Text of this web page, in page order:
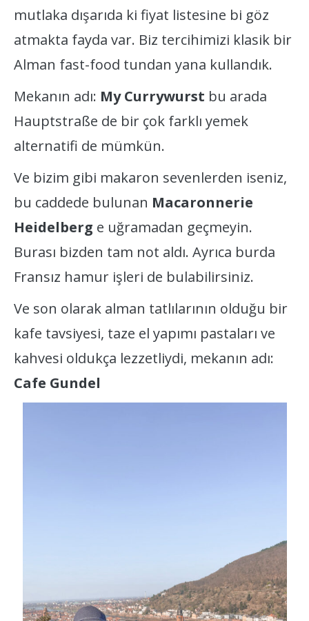
mutlaka dışarıda ki fiyat listesine bi göz
atmakta fayda var. Biz tercihimizi klasik bir
Alman fast-food tundan yana kullandık.
Mekanın adı: My Currywurst bu arada
Hauptstraße de bir çok farklı yemek
alternatifi de mümkün.
Ve bizim gibi makaron sevenlerden iseniz,
bu caddede bulunan Macaronnerie
Heidelberg e uğramadan geçmeyin.
Burası bizden tam not aldı. Ayrıca burda
Fransız hamur işleri de bulabilirsiniz.
Ve son olarak alman tatlılarının olduğu bir
kafe tavsiyesi, taze el yapımı pastaları ve
kahvesi oldukça lezzetliydi, mekanın adı:
Cafe Gundel